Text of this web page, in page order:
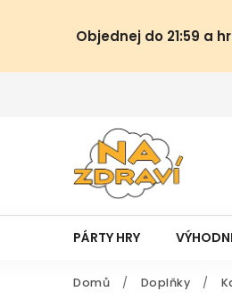
Objednej do 21:59 a
PÁRTY HRY
Domů / Doplňky /